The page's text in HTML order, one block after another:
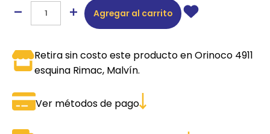
Agregar al carrito
Retira sin costo este producto en Orinoco 4911
esquina Rimac, Malvín.
Ver métodos de pago